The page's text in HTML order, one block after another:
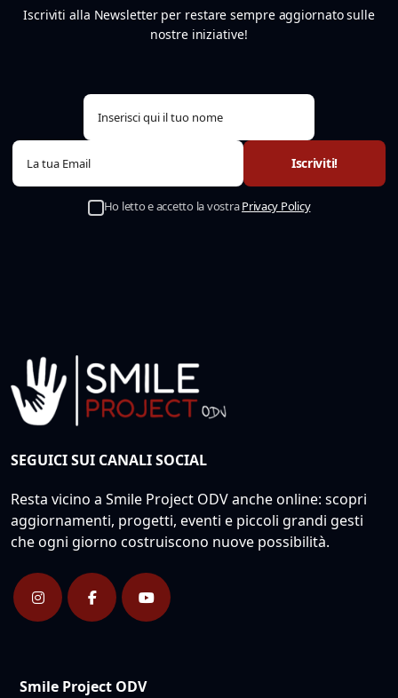
Iscriviti alla Newsletter per restare sempre aggiornato sulle
nostre iniziative!
Ho letto e accetto la vostraPrivacy Policy
SEGUICI SUI CANALI SOCIAL
Resta vicino a Smile Project ODV anche online: scopri
aggiornamenti, progetti, eventi e piccoli grandi gesti
che ogni giorno costruiscono nuove possibilità.
Smile Project ODV